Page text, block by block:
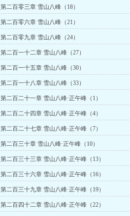
第二百零三章 雪山八峰（18）
第二百零六章 雪山八峰（21）
第二百零九章 雪山八峰（24）
第二百一十二章 雪山八峰（27）
第二百一十五章 雪山八峰（30）
第二百一十八章 雪山八峰（33）
第二百二十一章 雪山八峰·正午峰（1）
第二百二十四章 雪山八峰·正午峰（4）
第二百二十七章 雪山八峰·正午峰（7）
第二百三十章 雪山八峰·正午峰（10）
第二百三十三章 雪山八峰·正午峰（13）
第二百三十六章 雪山八峰·正午峰（16）
第二百三十九章 雪山八峰·正午峰（19）
第二百四十二章 雪山八峰·正午峰（22）